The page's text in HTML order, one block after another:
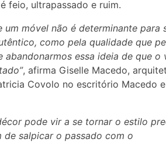
feio, ultrapassado e ruim.
móvel não é determinante para
como pela qualidade que
essa ideia de que o
, afirma Giselle Macedo,
Covolo no escritório Macedo e
pode vir a se tornar o estilo
salpicar o passado com o